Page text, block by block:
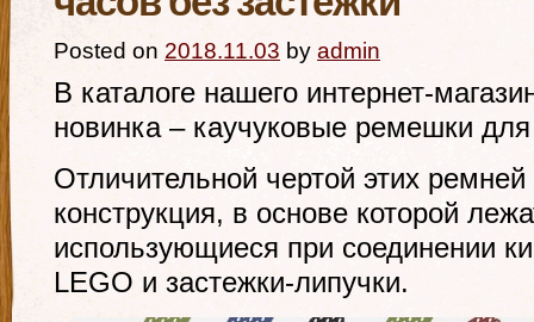
Posted on 2018.11.03 by admin
В каталоге нашего интернет-
новинка – каучуковые ремешки
Отличительной чертой этих
конструкция, в основе которой
использующиеся при соединении
LEGO и застежки-липучки.